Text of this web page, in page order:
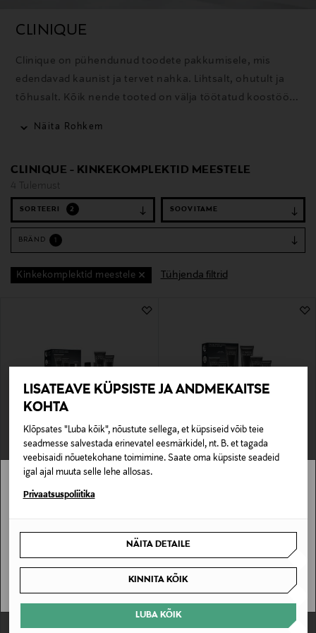
LISATEAVE KÜPSISTE JA ANDMEKAITSE
KOHTA
Klõpsates "Luba kõik", nõustute sellega, et küpsiseid võib teie
seadmesse salvestada erinevatel eesmärkidel, nt. B. et tagada
veebisaidi nõuetekohane toimimine. Saate oma küpsiste seadeid
igal ajal muuta selle lehe allosas.
Privaatsuspoliitika
NÄITA DETAILE
KINNITA KÕIK
LUBA KÕIK
CLINIQUE
Clinique on pühendunud toodete pakkumisele, mis
edendavad kaunist ja tervet nahka. Lihtsalt, ohutult ja
tõhusalt. Kõik nende tooted on välja töötatud koostöös
ärritamata.
Näita Rohkem
CLINIQUE - KINKEKOMPLEKTID MEESTELE
4 Tulemust
SORTEERI 2
BRÄND
Kinkekomplektid meestele Tühjenda filtrid
CLINIQUE
Nahhoolduskomplekt For Men Intense
Hydration Set
CLINIQUE
Nahahoolduskomplekt For Men The
Stockmann pole Sinu riigis saadaval.
SAAN ARU